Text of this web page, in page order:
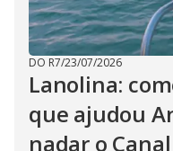
DO R7/23/07/2026
Lanolina:
que ajudou
nadar o